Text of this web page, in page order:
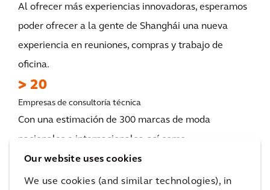
Our website uses cookies
We use cookies (and similar technologies), in
Al ofrecer más experiencias innovadoras, esperamos
poder ofrecer a la gente de Shanghái una nueva
experiencia en reuniones, compras y trabajo de
oficina.
> 20
Empresas de consultoría técnica
Con una estimación de 300 marcas de moda
nacionales e internacionales, así como
establecimientos de alimentación y bebidas, junto
con opciones culturales y de ocio, incluida una tienda